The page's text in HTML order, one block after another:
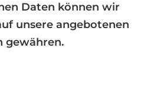
Daten können wir
unsere angebotenen
gewähren.